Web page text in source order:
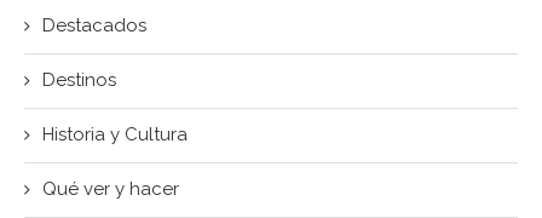
Destacados
Destinos
Historia y Cultura
Qué ver y hacer